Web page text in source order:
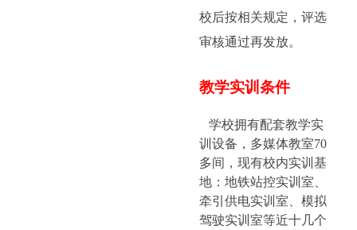
校后按相关规定，评选
审核通过再发放。
教学实训条件
学校拥有配套教学实
训设备，多媒体教室70
多间，现有校内实训基
地：地铁站控实训室、
牵引供电实训室、模拟
驾驶实训室等近十几个